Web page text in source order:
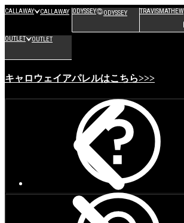
CALLAWAY CALLAWAY ODYSSEY ODYSSEY TRAVISMATHEW
OUTLET OUTLET
キャロウェイアパレルはこちら>>>